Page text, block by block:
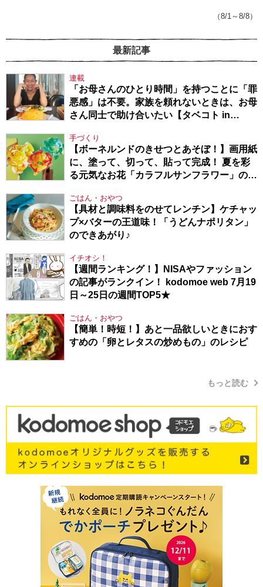
（8/1～8/8）
最新記事
連載
「お母さんのひとり時間」を持つことに「罪
悪感」は不要。家族を頼れないときは、お母
さん同士で助け合いたい【タベコト in
手づくり
【ボーネルンドのきせつとあそぼ！】画用紙
に、塗って、切って、貼って完成！ 夏を彩
る元気なお花「カラフルサンフラワー」の作
ごはん・おやつ
【具材と調味料をのせてレンチン】ケチャッ
プ×バターの王道味！「うどんナポリタン」
のできあがり♪
イチオシ！
【週間ランキング！】NISAやファッション
の記事がランクイン！ kodomoe web 7月19
日～25日の週間TOP5★
ごはん・おやつ
【簡単！時短！】あと一品欲しいときにおす
すめの「卵とレタスの炒めもの」のレシピ
もっと読む